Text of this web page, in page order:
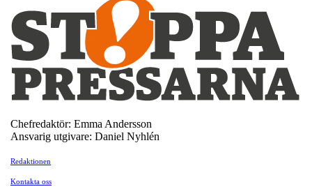
Chefredaktör: Emma Andersson
Ansvarig utgivare: Daniel Nyhlén
Redaktionen
Kontakta oss